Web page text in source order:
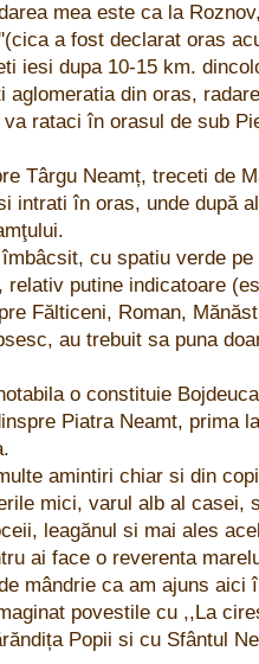
mea este ca la
a fost declarat oras
iesi dupa 10-15 km.
aglomeratia din oras,
va rataci în orasul de sub
Târgu Neamț, treceti de
intrati în oras, unde după
cu spatiu verde
relativ putine indicatoare
Fălticeni, Roman,
au trebuit sa puna
o constituie
Piatra Neamt, prima
amintiri chiar si din
mici, varul alb al casei,
leagănul si mai ales
ai face o reverenta
mândrie ca am ajuns aici
povestile cu ,,La
Popii si cu Sfântul